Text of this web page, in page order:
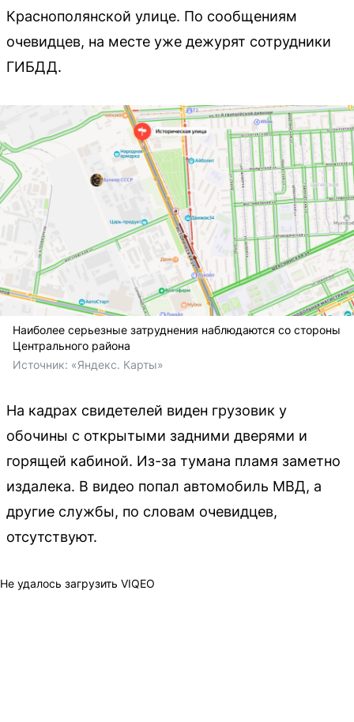
Краснополянской улице. По сообщениям
очевидцев, на месте уже дежурят сотрудники
ГИБДД.
Наиболее серьезные затруднения наблюдаются со стороны
Центрального района
Источник: «Яндекс. Карты»
На кадрах свидетелей виден грузовик у
обочины с открытыми задними дверями и
горящей кабиной. Из-за тумана пламя заметно
издалека. В видео попал автомобиль МВД, а
другие службы, по словам очевидцев,
отсутствуют.
Не удалось загрузить VIQEO